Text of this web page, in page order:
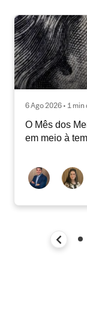
6 Ago 2026 • 1
O Mês dos
em meio à